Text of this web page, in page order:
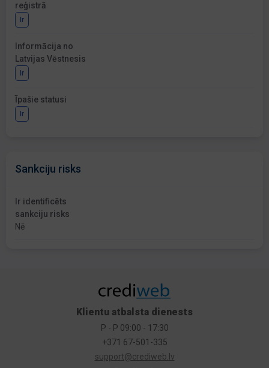
reģistrā
Ir
Informācija no
Latvijas Vēstnesis
Ir
Īpašie statusi
Ir
Sankciju risks
Ir identificēts
sankciju risks
Nē
Klientu atbalsta dienests
P - P 09:00 - 17:30
+371 67-501-335
support@crediweb.lv